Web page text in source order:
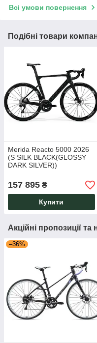
Всі умови повернення
Подібні товари
Merida Reacto 5000 2026
(S SILK BLACK(GLOSSY
DARK SILVER))
157 895 ₴
Купити
Акційні пропозиції та
–36%